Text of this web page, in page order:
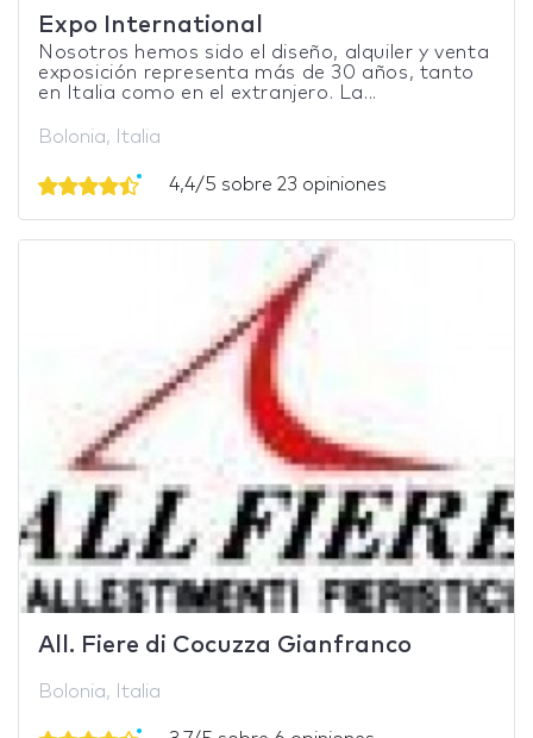
Expo International
Nosotros hemos sido el diseño, alquiler y venta
exposición representa más de 30 años, tanto
en Italia como en el extranjero. La...
Bolonia, Italia
4,4/5 sobre 23 opiniones
All. Fiere di Cocuzza Gianfranco
Bolonia, Italia